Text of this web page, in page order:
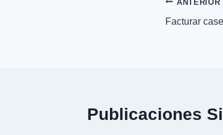
de
ANTERIOR
Facturar
Publicaciones